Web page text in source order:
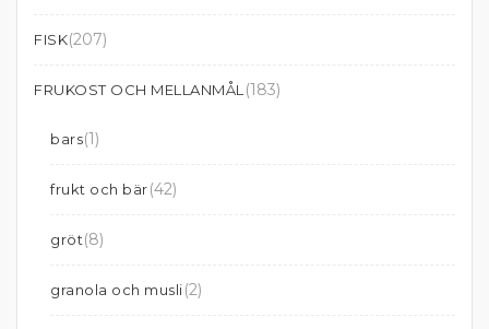
FISK(207)
FRUKOST OCH MELLANMÅL (183)
bars(1)
frukt och bär(42)
gröt(8)
granola och musli(2)